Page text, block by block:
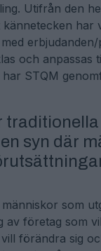
Utifrån den
har
och anpassas
STQM
syn där
som
av företag som
förändra sig